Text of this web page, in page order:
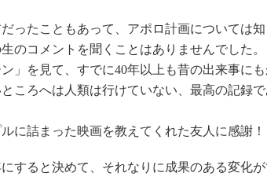
ったこともあって、アポロ計画については
のコメントを聞くことはありませんでした。
」を見て、すでに40年以上も昔の出来事に
ころへは人類は行けていない、最高の記録
に詰まった映画を教えてくれた友人に感謝！
すると決めて、それなりに成果のある変化が